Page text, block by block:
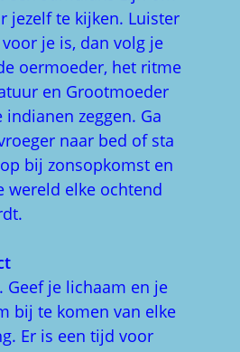
jezelf te kijken. Luister
je is, dan volg je
oermoeder, het ritme
en Grootmoeder
indianen zeggen. Ga
naar bed of sta
bij zonsopkomst en
wereld elke ochtend
Geef je lichaam en je
bij te komen van elke
Er is een tijd voor